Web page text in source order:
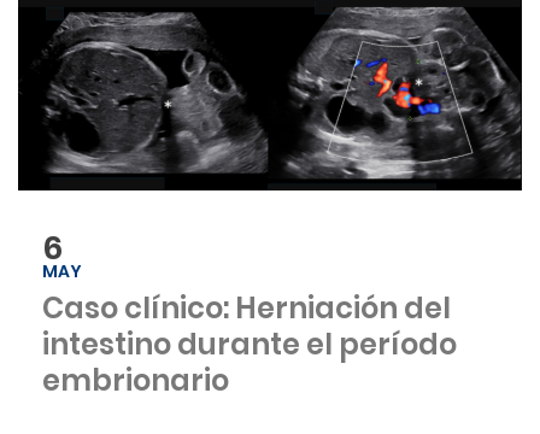
6
MAY
Caso clínico: Herniación del
intestino durante el período
embrionario